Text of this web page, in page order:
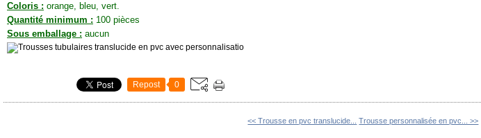
Coloris : orange, bleu, vert.
Quantité minimum : 100 pièces
Sous emballage : aucun
Repost 0
<< Trousse en pvc translucide... Trousse personnalisée en pvc... >>